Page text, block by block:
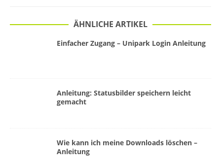
ÄHNLICHE ARTIKEL
Einfacher Zugang – Unipark Login Anleitung
Anleitung: Statusbilder speichern leicht
gemacht
Wie kann ich meine Downloads löschen –
Anleitung